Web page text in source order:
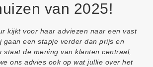
van 2025!
kijkt voor haar adviezen naar een vast
gaan een stapje verder dan prijs en
staat de mening van klanten centraal,
ons advies ook op wat jullie over het